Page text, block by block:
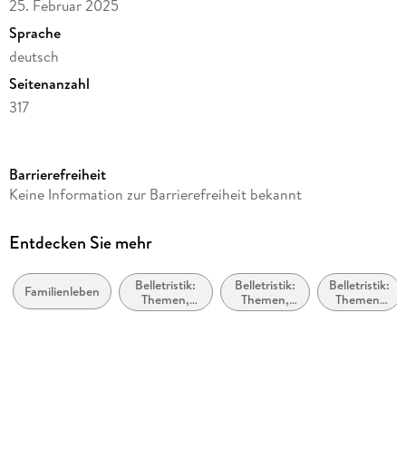
25. Februar 2025
Sprache
deutsch
Seitenanzahl
317
Autor/Autorin
Verlag/Hersteller
Produktart
gebunden
Barrierefreiheit
Keine Information zur Barrierefreiheit bekannt
Entdecken Sie mehr
Familienleben
Belletristik:
Themen,
Stoffe,
Belletristik:
Themen,
Stoffe,
Belletristik:
Themen,
Stoffe,